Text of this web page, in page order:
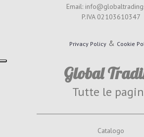
Email:
P.IVA 02103610347
Privacy Policy& Cookie
Global
Tutte le
Catalogo